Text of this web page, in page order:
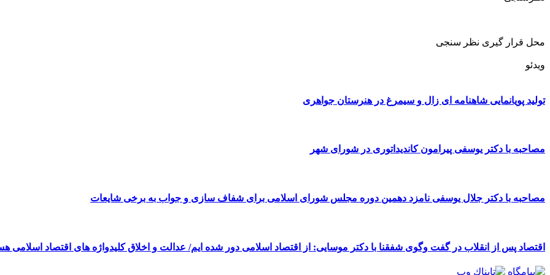
محل قرار گیری نظر سنجی
ویدئو
تولید پویانمایی شاهنامه ای زال و سیمرغ در هنرستان جواهری
مصاحبه با دکتر یوسفی پیرامون کاندیداتوری در شورای شهر
مصاحبه با دکتر جلال یوسفی نامزد دهمین دوره مجلس شورای اسلامی برای شفاف سازی و جواب به برخی شایعات
اقتصاد پس از انقلاب در گفت وگوی شفقنا با دکتر موسایی: از اقتصاد اسلامی دور شده ایم/ عدالت و اخلاق کلیدواژه های اقتصاد اسلامی